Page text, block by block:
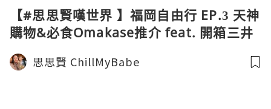
【#思思賢嘆世界 】福岡自由行 EP.3 天神
購物&必食Omakase推介 feat. 開箱三井
花園酒店福岡祇園 | 在掌壽司 #酒店 #福
岡美食 #omakase
思思賢 ChillMyBabe